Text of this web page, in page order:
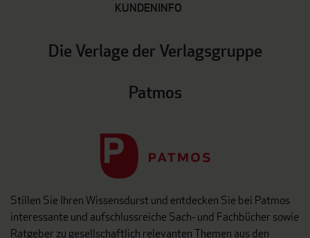
KUNDENINFO
Die Verlage der Verlagsgruppe
Patmos
Stillen Sie Ihren Wissensdurst und entdecken Sie bei Patmos
interessante und aufschlussreiche Sach- und Fachbücher sowie
Ratgeber zu gesellschaftlich relevanten Themen aus den